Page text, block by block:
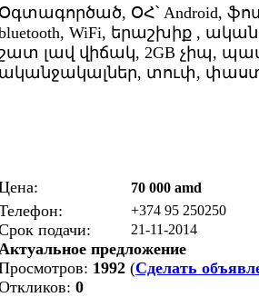
ՕՀ՝ Android,
WiFi, երաշխիք ,
լավ վիճակ, 2GB չիպ,
տուփ,
70 000 amd
+374 95 250250
подачи: 21-11-2014
предложение
1992 (Сделать
0